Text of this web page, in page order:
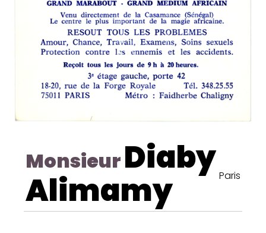
MonsieurDiaby
Alimamy
Paris